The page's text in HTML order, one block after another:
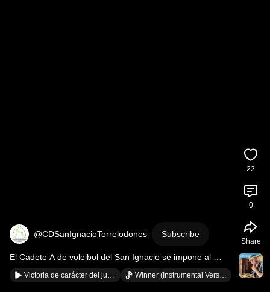
@CDSanIgnacioTorrelodones Subscribe
El Cadete A de voleibol del San Ignacio se impone al
Cadete B por 3-0
Victoria de carácter del juvenil ¡Bravo equipo! Winner (Instrumental Version) · Soul J & Amit Sagie
22
0
Share